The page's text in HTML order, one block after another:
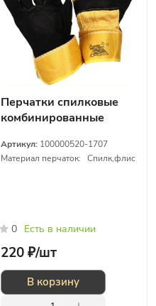
Перчатки спилковые
комбинированные
Артикул: 100000520-1707
Материал перчаток:
Спилк,флис
0 Есть в наличии
220 ₽/шт
В корзину